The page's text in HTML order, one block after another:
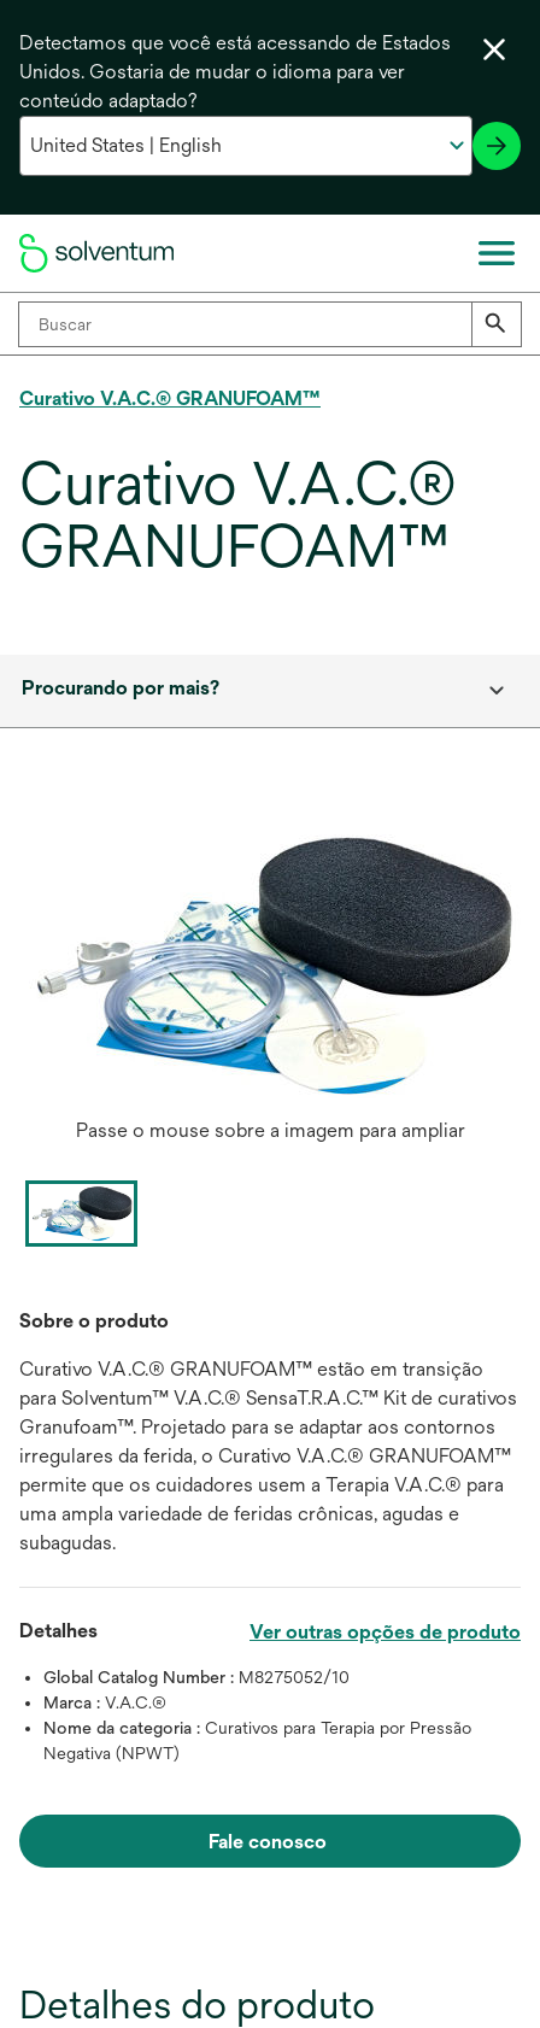
Detectamos que você está acessando de Estados
Unidos. Gostaria de mudar o idioma para ver
conteúdo adaptado?
Curativo V.A.C.® GRANUFOAM™
Curativo V.A.C.®
GRANUFOAM™
Procurando por mais?
Passe o mouse sobre a imagem para ampliar
Sobre o produto
Curativo V.A.C.® GRANUFOAM™ estão em transição
para Solventum™ V.A.C.® SensaT.R.A.C.™ Kit de curativos
Granufoam™. Projetado para se adaptar aos contornos
irregulares da ferida, o Curativo V.A.C.® GRANUFOAM™
permite que os cuidadores usem a Terapia V.A.C.® para
uma ampla variedade de feridas crônicas, agudas e
subagudas.
Detalhes Ver outras opções de produto
Global Catalog Number : M8275052/10
Marca : V.A.C.®
Nome da categoria : Curativos para Terapia por Pressão
Negativa (NPWT)
Fale conosco
Detalhes do produto